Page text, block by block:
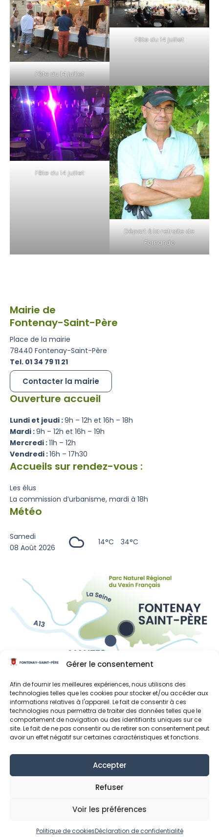
Gérer le consentement
Afin de fournir les meilleures expériences, nous utilisons des
technologies telles que les cookies pour stocker et/ou accéder aux
informations relatives à l'appareil. Le fait de consentir à ces
technologies nous permettra de traiter des données telles que le
comportement de navigation ou des identifiants uniques sur ce
site. Le fait de ne pas consentir ou de retirer son consentement peut
avoir un effet négatif sur certaines caractéristiques et fonctions.
Accepter
Refuser
Voir les préférences
Politique de cookiesDéclaration de confidentialité
Fête du 14 juillet
Fête du 14 juillet
Fête du 14 juillet
Départ à la retraite de
Fernando
Mairie de
Fontenay-Saint-Père
Place de la mairie
78440 Fontenay-Saint-Père
Tel. 01 34 79 11 21
Contacter la mairie
Ouverture accueil
Lundi et jeudi :9h – 12h et 16h – 18h
Mardi :9h – 12h et 16h – 19h
Mercredi :11h – 12h
Vendredi :16h – 17h30
Accueils sur rendez-vous :
Les élus
La commission d’urbanisme, mardi à 18h
Météo
Samedi
08 Août 2026
14°C 34°C
Région Île-de-France
Département des Yvelines
Grand Paris Seine et Oise
Parc naturel régional du Vexin français
Mentions Légales Données personnelles
Déclaration de confidentialité (UE)
© Fontenay-Saint-Père 2024